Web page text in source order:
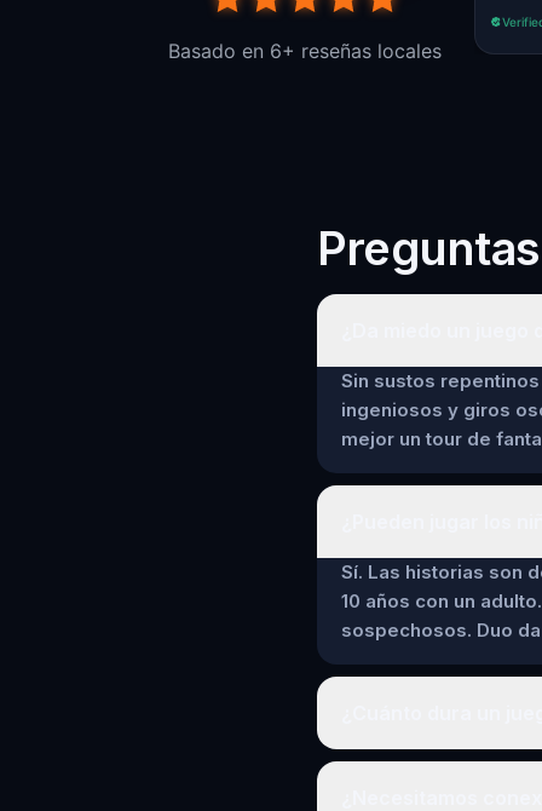
Basado en 6+ reseñas locales
Sin sustos
ingeniosos y giros
mejor un tour de
Sí. Las historias son
10 años con un
sospechosos. Duo